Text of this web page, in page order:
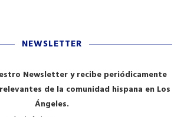
NEWSLETTER
Newsletter y recibe periódicamente
de la comunidad hispana en Los
Ángeles.